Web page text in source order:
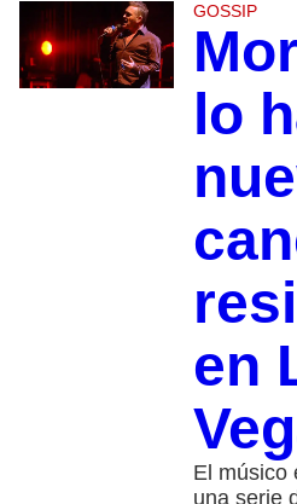
GOSSIP
lo
en
El músico
una serie